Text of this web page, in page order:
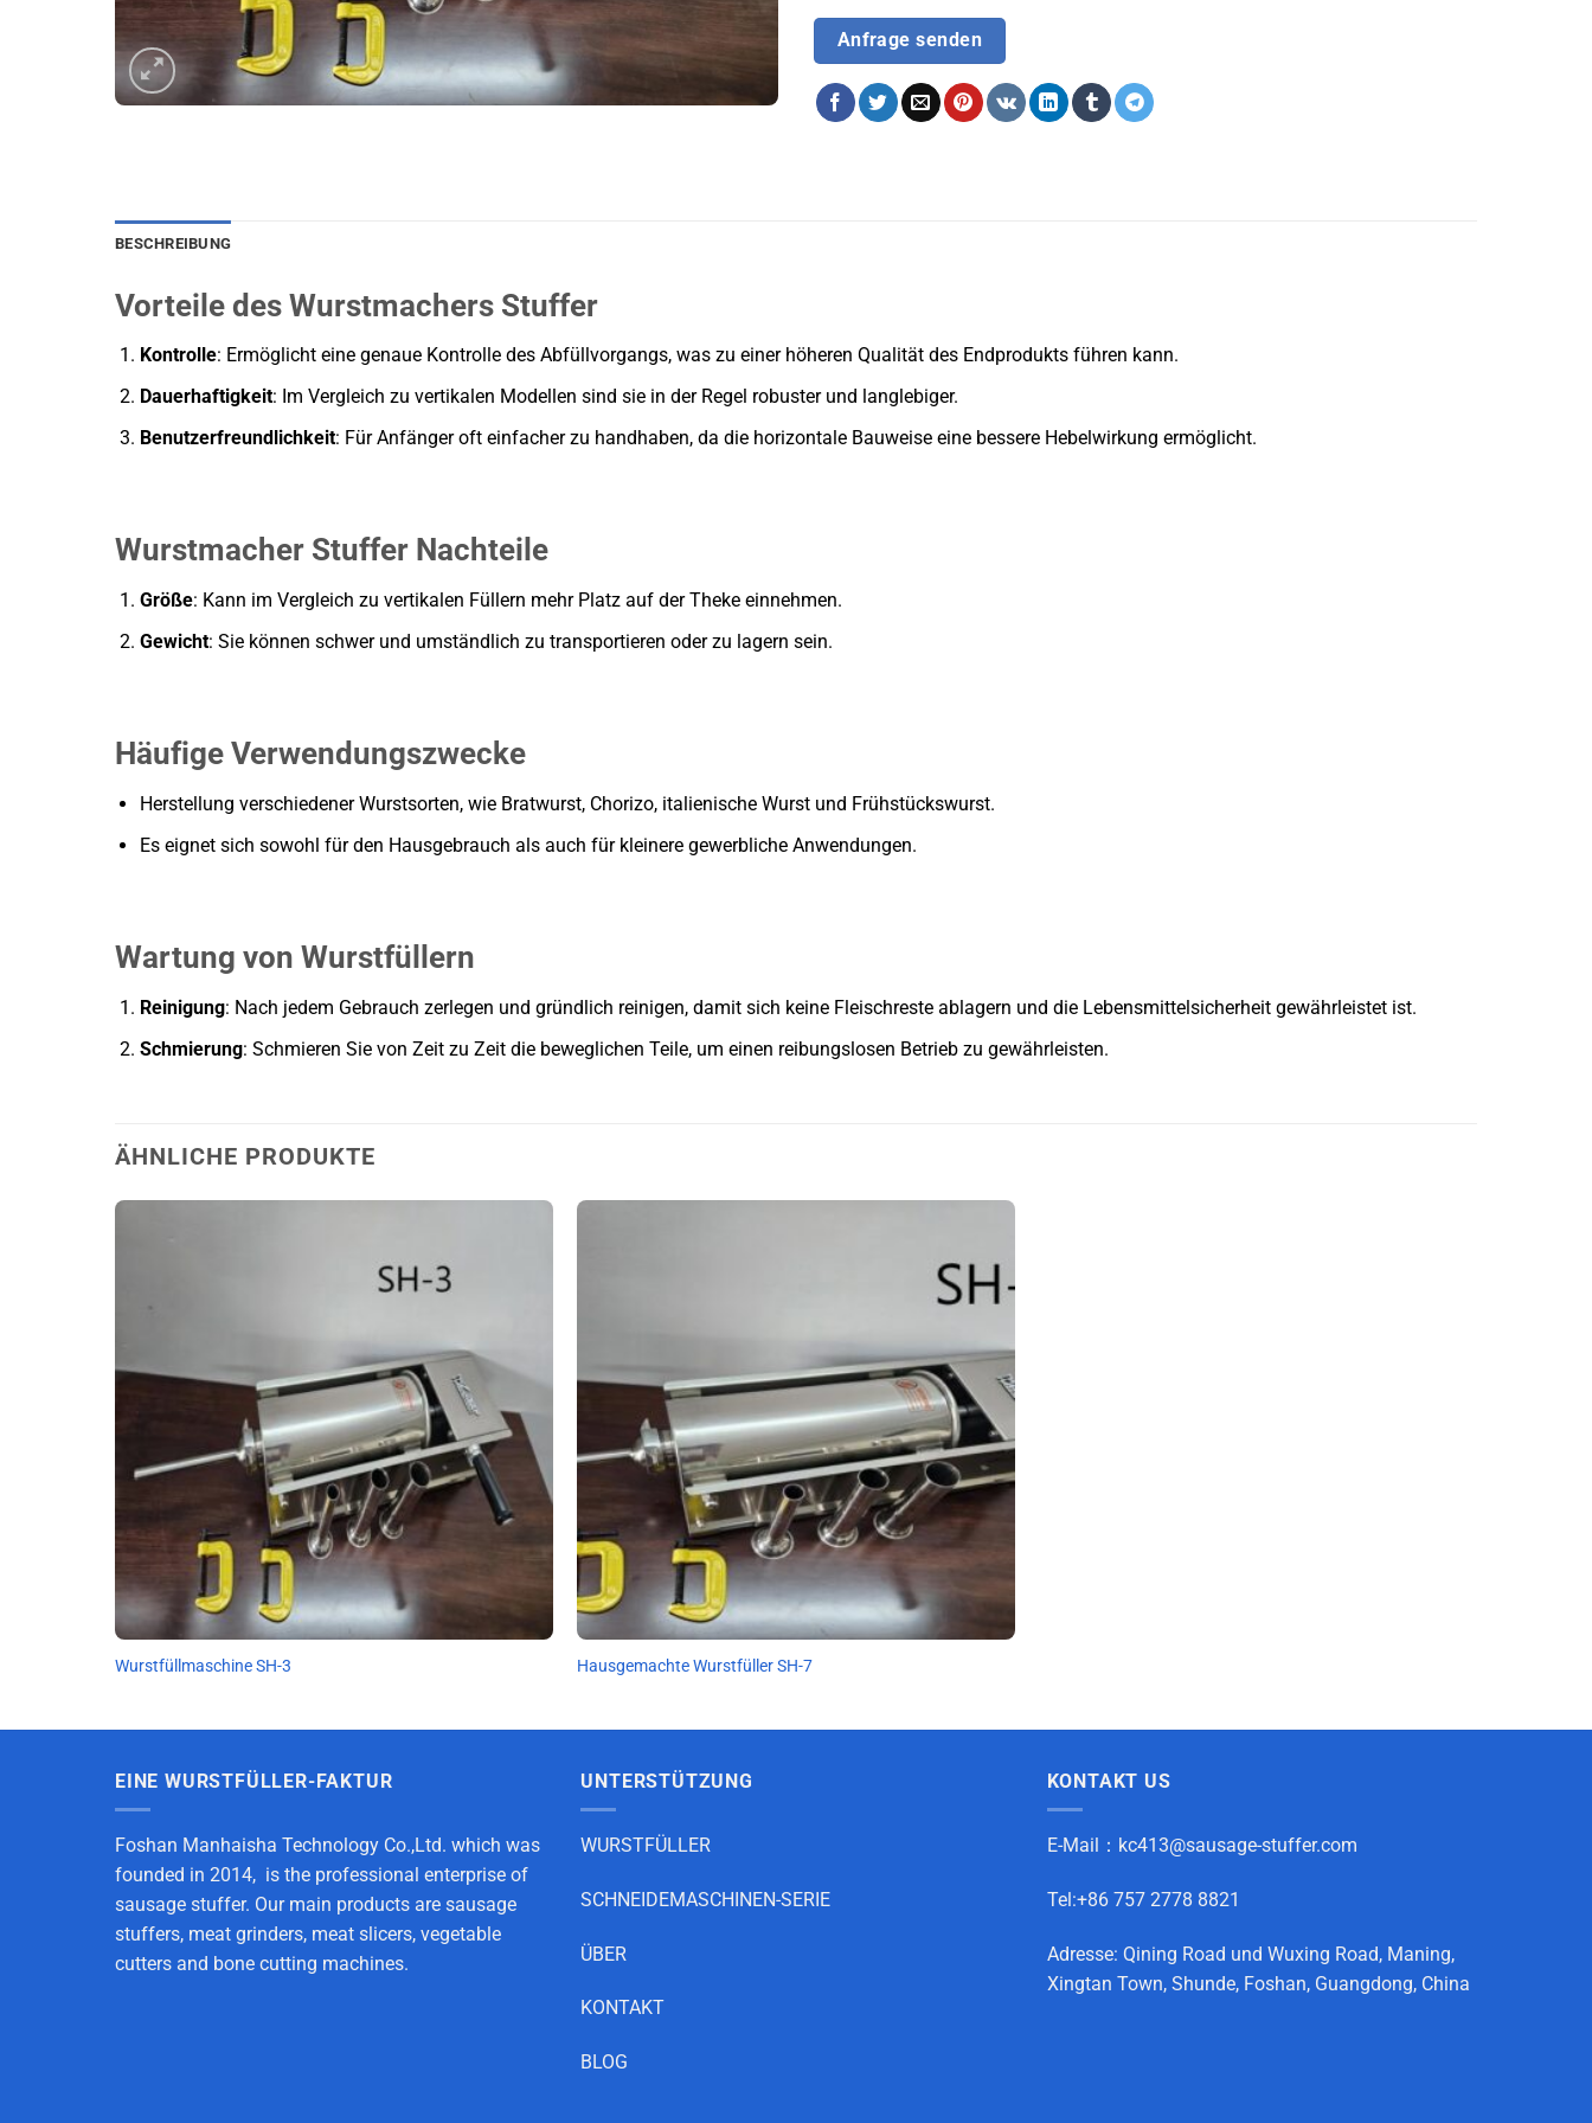
Anfrage senden
BESCHREIBUNG
Vorteile des Wurstmachers Stuffer
Kontrolle: Ermöglicht eine genaue Kontrolle des Abfüllvorgangs, was zu einer höheren Qualität des Endprodukts führen kann.
Dauerhaftigkeit: Im Vergleich zu vertikalen Modellen sind sie in der Regel robuster und langlebiger.
Benutzerfreundlichkeit: Für Anfänger oft einfacher zu handhaben, da die horizontale Bauweise eine bessere Hebelwirkung ermöglicht.
Wurstmacher Stuffer Nachteile
Größe: Kann im Vergleich zu vertikalen Füllern mehr Platz auf der Theke einnehmen.
Gewicht: Sie können schwer und umständlich zu transportieren oder zu lagern sein.
Häufige Verwendungszwecke
Herstellung verschiedener Wurstsorten, wie Bratwurst, Chorizo, italienische Wurst und Frühstückswurst.
Es eignet sich sowohl für den Hausgebrauch als auch für kleinere gewerbliche Anwendungen.
Wartung von Wurstfüllern
Reinigung: Nach jedem Gebrauch zerlegen und gründlich reinigen, damit sich keine Fleischreste ablagern und die Lebensmittelsicherheit gewährleistet ist.
Schmierung: Schmieren Sie von Zeit zu Zeit die beweglichen Teile, um einen reibungslosen Betrieb zu gewährleisten.
ÄHNLICHE PRODUKTE
Wurstfüllmaschine SH-3 Hausgemachte Wurstfüller SH-7
EINE WURSTFÜLLER-FAKTUR
Foshan Manhaisha Technology Co.,Ltd. which was
founded in 2014, is the professional enterprise of
sausage stuffer. Our main products are sausage
stuffers, meat grinders, meat slicers, vegetable
cutters and bone cutting machines.
UNTERSTÜTZUNG
WURSTFÜLLER
SCHNEIDEMASCHINEN-SERIE
ÜBER
KONTAKT
BLOG
KONTAKT US
E-Mail： kc413@sausage-stuffer.com
Tel:+86 757 2778 8821
Adresse: Qining Road und Wuxing Road, Maning,
Xingtan Town, Shunde, Foshan, Guangdong, China